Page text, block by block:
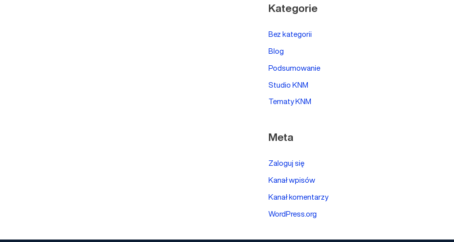
Kategorie
Bez kategorii
Blog
Podsumowanie
Studio KNM
Tematy KNM
Meta
Zaloguj się
Kanał wpisów
Kanał komentarzy
WordPress.org